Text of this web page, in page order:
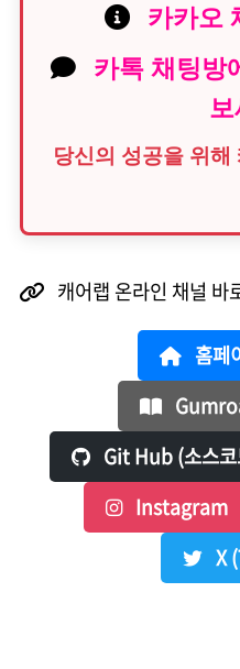
카카오
카톡 채팅방
당신의 성공을 위해
캐어랩 온라인 채널 바
홈페
Git Hub (소스
Instagram
X